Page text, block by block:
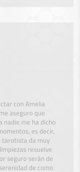
con Amelia
aseguro que
nadie me ha dicho
es decir,
tarotista da muy
resuelve
seguro serán de
de como